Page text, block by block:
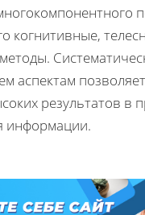
когнитивные,
аспектам позволяет
результатов в
информации.